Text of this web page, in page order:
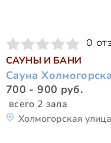
0
САУНЫ И БАНИ
Сауна
700 - 900 руб.
всего 2 зала
Холмогорская